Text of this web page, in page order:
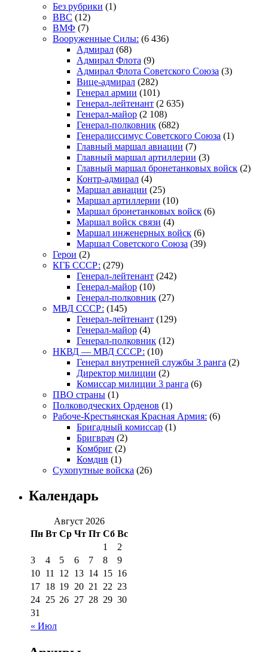
Без рубрики (1)
ВВС (12)
ВМФ (7)
Вооруженные Силы: (6 436)
Адмирал (68)
Адмирал Флота (9)
Адмирал Флота Советского Союза (3)
Вице-адмирал (282)
Генерал армии (101)
Генерал-лейтенант (2 635)
Генерал-майор (2 108)
Генерал-полковник (682)
Генералиссимус Советского Союза (1)
Главный маршал авиации (7)
Главный маршал артиллерии (3)
Главный маршал бронетанковых войск (2)
Контр-адмирал (4)
Маршал авиации (25)
Маршал артиллерии (10)
Маршал бронетанковых войск (6)
Маршал войск связи (4)
Маршал инженерных войск (6)
Маршал Советского Союза (39)
Герои (2)
КГБ СССР: (279)
Генерал-лейтенант (242)
Генерал-майор (10)
Генерал-полковник (27)
МВД СССР: (145)
Генерал-лейтенант (129)
Генерал-майор (4)
Генерал-полковник (12)
НКВД — МВД СССР: (10)
Генерал внутренней службы 3 ранга (2)
Директор милиции (2)
Комиссар милиции 3 ранга (6)
ПВО страны (1)
Полководческих Орденов (1)
Рабоче-Крестьянская Красная Армия: (6)
Бригадный комиссар (1)
Бригврач (2)
Комбриг (2)
Комдив (1)
Сухопутные войска (26)
Календарь
Август 2026
Пн Вт Ср Чт Пт Сб Вс
« Июл
1
2
3
4 5 6 7 8
9
10 11 12 13 14 15 16
17 18 19 20 21 22 23
24 25 26 27 28 29 30
31